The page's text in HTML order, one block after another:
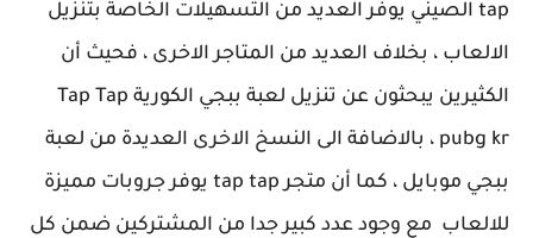
tap الصيني يوفر العديد من التسهيلات الخاصة بتنزيل
الالعاب ، بخلاف العديد من المتاجر الاخرى ، فحيث أن
الكثيرين يبحثون عن تنزيل لعبة ببجي الكورية Tap Tap
pubg kr ، بالاضافة الى النسخ الاخرى العديدة من لعبة
ببجي موبايل ، كما أن متجر tap tap يوفر جروبات مميزة
للالعاب مع وجود عدد كبير جدا من المشتركين ضمن كل